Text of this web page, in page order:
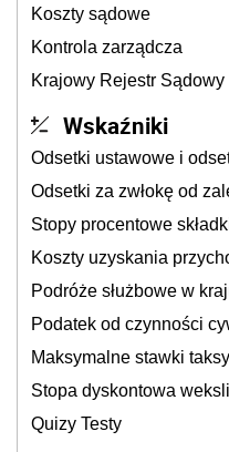
Koszty sądowe
Kontrola zarządcza
Krajowy Rejestr Sądowy
Wskaźniki
Odsetki ustawowe i
Odsetki za zwłokę od
Stopy procentowe
Koszty uzyskania
Podróże służbowe w
Podatek od czynności
Maksymalne stawki
Stopa dyskontowa weksli
Quizy Testy